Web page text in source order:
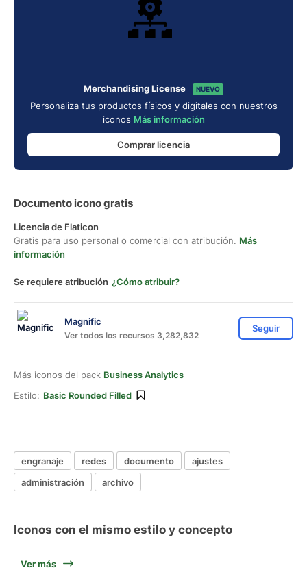
Merchandising License NUEVO
Personaliza tus productos físicos y digitales con nuestros
iconos Más información
Comprar licencia
Documento icono gratis
Licencia de Flaticon
Gratis para uso personal o comercial con atribución. Más
información
Se requiere atribución ¿Cómo atribuir?
Magnific
Ver todos los recursos 3,282,832
Seguir
Más iconos del pack Business Analytics
Estilo: Basic Rounded Filled
engranaje redes documento
ajustes
administración
archivo
Iconos con el mismo estilo y concepto
Ver más